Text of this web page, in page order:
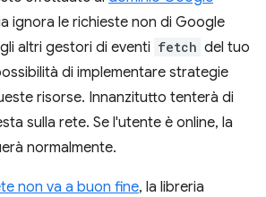
ignora le richieste non di Google
altri gestori di eventi fetch del tuo
di implementare strategie
risorse. Innanzitutto tenterà di
sulla rete. Se l'utente è online, la
normalmente.
non va a buon fine, la libreria